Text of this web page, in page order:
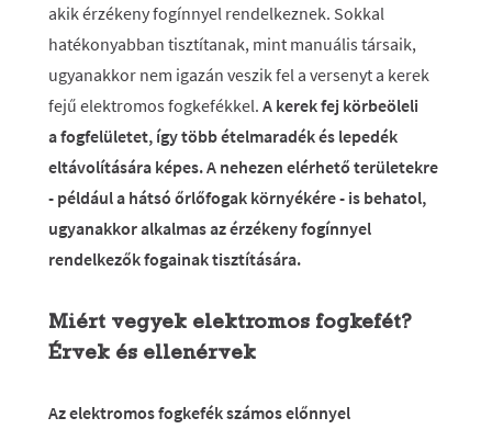
akik érzékeny fogínnyel rendelkeznek. Sokkal
hatékonyabban tisztítanak, mint manuális társaik,
ugyanakkor nem igazán veszik fel a versenyt a kerek
fejű elektromos fogkefékkel. A kerek fej körbeöleli
a fogfelületet, így több ételmaradék és lepedék
eltávolítására képes. A nehezen elérhető területekre
- például a hátsó őrlőfogak környékére - is behatol,
ugyanakkor alkalmas az érzékeny fogínnyel
rendelkezők fogainak tisztítására.
Miért vegyek elektromos fogkefét?
Érvek és ellenérvek
Az elektromos fogkefék számos előnnyel